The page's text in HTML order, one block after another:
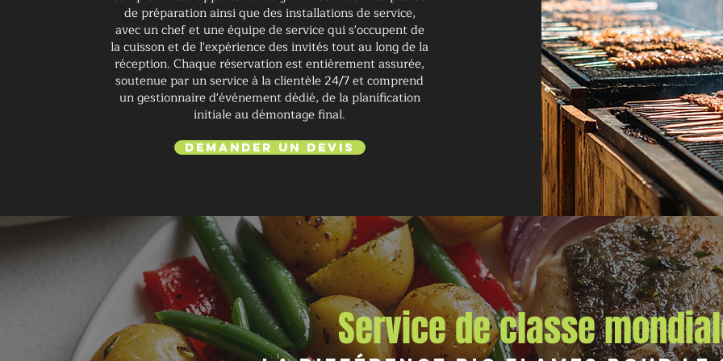
de préparation ainsi que des installations de service,
avec un chef et une équipe de service qui s'occupent de
la cuisson et de l'expérience des invités tout au long de la
réception. Chaque réservation est entièrement assurée,
soutenue par un service à la clientèle 24/7 et comprend
un gestionnaire d'événement dédié, de la planification
initiale au démontage final.
Demander un devis
Service de classe